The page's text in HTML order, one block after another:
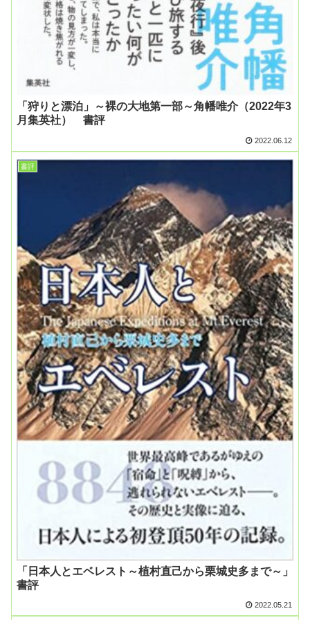
「狩りと漂泊」～裸の大地第一部～角幡唯介（2022年3
月集英社） 書評
2022.06.12
書評
「日本人とエベレスト～植村直己から栗城史多まで～」
書評
2022.05.21